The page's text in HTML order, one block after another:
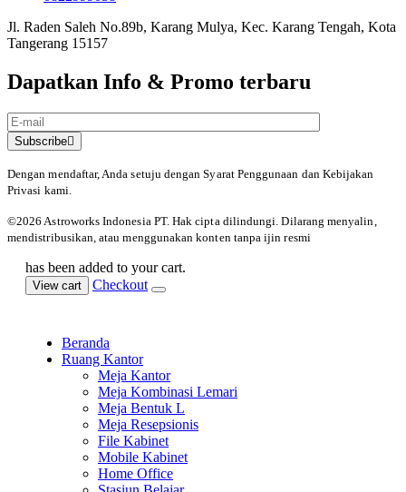
Jl. Raden Saleh No.89b, Karang Mulya, Kec. Karang Tengah, Kota
Tangerang 15157
Dapatkan Info & Promo terbaru
Subscribe
Dengan mendaftar, Anda setuju dengan Syarat Penggunaan dan Kebijakan
Privasi kami.
©️2026 Astroworks Indonesia PT. Hak cipta dilindungi. Dilarang menyalin,
mendistribusikan, atau menggunakan konten tanpa ijin resmi
has been added to your cart.
View cart Checkout
Beranda
Ruang Kantor
Meja Kantor
Meja Kombinasi Lemari
Meja Bentuk L
Meja Resepsionis
File Kabinet
Mobile Kabinet
Home Office